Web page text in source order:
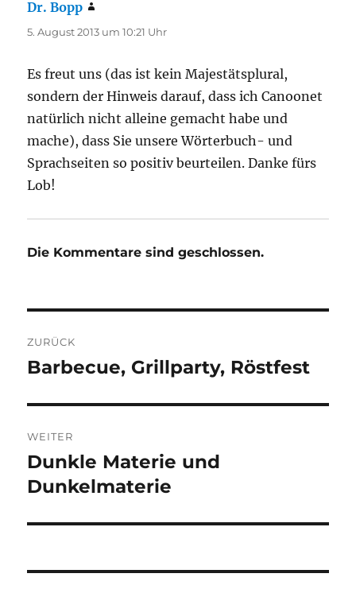
Dr. Bopp
5. August 2013 um 10:21 Uhr
Es freut uns (das ist kein Majestätsplural,
sondern der Hinweis darauf, dass ich Canoonet
natürlich nicht alleine gemacht habe und
mache), dass Sie unsere Wörterbuch- und
Sprachseiten so positiv beurteilen. Danke fürs
Lob!
Die Kommentare sind geschlossen.
ZURÜCK
Vorheriger
Barbecue, Grillparty, Röstfest
WEITER
Nächster
Beitrag:
Dunkle Materie und
Dunkelmaterie